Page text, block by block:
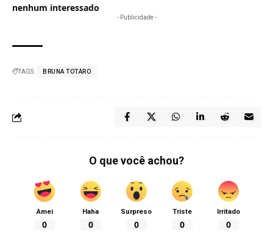
nenhum interessado
- Publicidade -
TAGS: BRUNA TOTARO
O que você achou?
Amei
0
Haha
0
Surpreso
0
Triste
0
Irritado
0